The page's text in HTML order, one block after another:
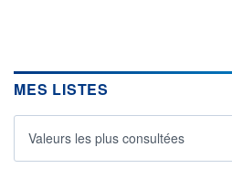
MES LISTES
Valeurs les plus consultées